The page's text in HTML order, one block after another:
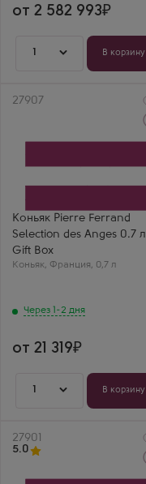
от 2 582 993
1 В корзину
Артикул
27907
Коньяк Pierre Ferrand
Selection des Anges 0.7 л
Gift Box
Коньяк, Франция, 0,7 л
Через 1-2 дня
дес Анж в подарочной
Бренд
Pierre Ferrand
Регион
Гранд Шампань, Коньяк
Выдержка
от 21 319
1 В корзину
Артикул
27901
5.0